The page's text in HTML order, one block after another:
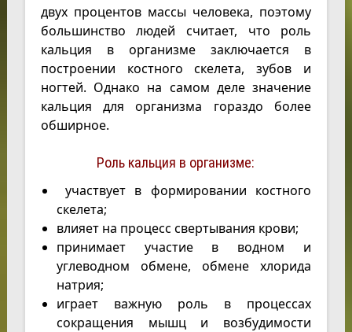
двух процентов массы человека, поэтому
большинство людей считает, что роль
кальция в организме заключается в
построении костного скелета, зубов и
ногтей. Однако на самом деле значение
кальция для организма гораздо более
обширное.
Роль кальция в организме:
участвует в формировании костного
скелета;
влияет на процесс свертывания крови;
принимает участие в водном и
углеводном обмене, обмене хлорида
натрия;
играет важную роль в процессах
сокращения мышц и возбудимости